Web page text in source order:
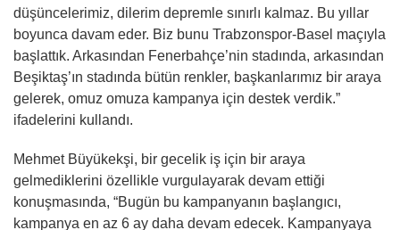
düşüncelerimiz, dilerim depremle sınırlı kalmaz. Bu yıllar
boyunca davam eder. Biz bunu Trabzonspor-Basel maçıyla
başlattık. Arkasından Fenerbahçe’nin stadında, arkasından
Beşiktaş’ın stadında bütün renkler, başkanlarımız bir araya
gelerek, omuz omuza kampanya için destek verdik.”
ifadelerini kullandı.
Mehmet Büyükekşi, bir gecelik iş için bir araya
gelmediklerini özellikle vurgulayarak devam ettiği
konuşmasında, “Bugün bu kampanyanın başlangıcı,
kampanya en az 6 ay daha devam edecek. Kampanyaya